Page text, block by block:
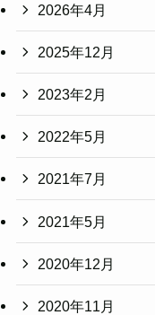
2026年4月
2025年12月
2023年2月
2022年5月
2021年7月
2021年5月
2020年12月
2020年11月